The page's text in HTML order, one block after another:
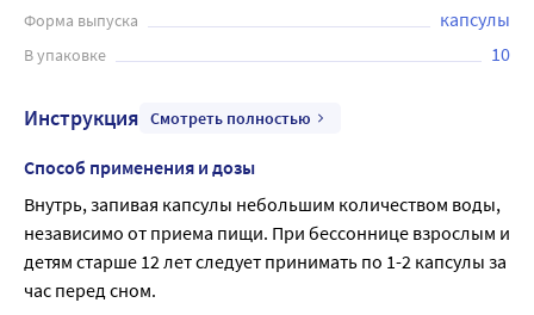
Форма выпуска капсулы
В упаковке 10
Инструкция Смотреть полностью
Способ применения и дозы
Внутрь, запивая капсулы небольшим количеством воды,
независимо от приема пищи. При бессоннице взрослым и
детям старше 12 лет следует принимать по 1-2 капсулы за
час перед сном.